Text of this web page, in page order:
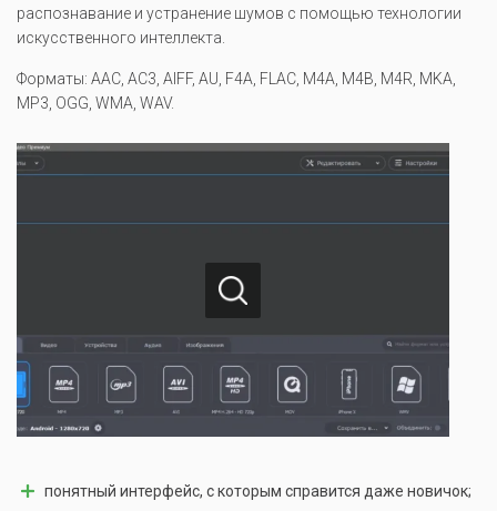
распознавание и устранение шумов с помощью технологии
искусственного интеллекта.
Форматы: AAC, AC3, AIFF, AU, F4A, FLAC, M4A, M4B, M4R, MKA,
MP3, OGG, WMA, WAV.
понятный интерфейс, с которым справится даже новичок;